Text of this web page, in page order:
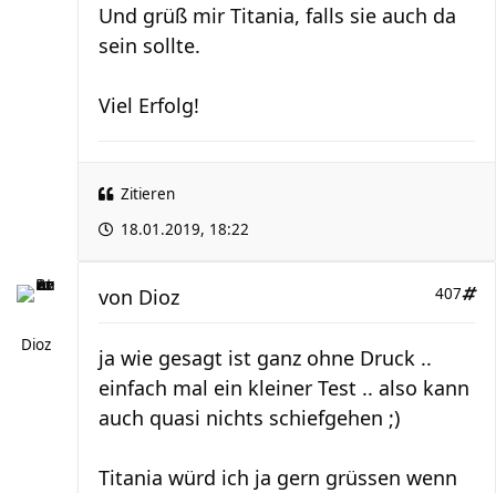
Und grüß mir Titania, falls sie auch da
sein sollte.
Viel Erfolg!
Zitieren
18.01.2019, 18:22
Dioz
407
von Dioz
ja wie gesagt ist ganz ohne Druck ..
einfach mal ein kleiner Test .. also kann
auch quasi nichts schiefgehen ;)
Titania würd ich ja gern grüssen wenn